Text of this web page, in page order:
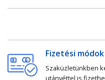
Fizetési módok
Szaküzletünkben